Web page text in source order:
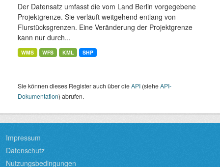
Der Datensatz umfasst die vom Land Berlin vorgegebene
Projektgrenze. Sie verläuft weitgehend entlang von
Flurstücksgrenzen. Eine Veränderung der Projektgrenze
kann nur durch...
WMS WFS KML SHP
Sie können dieses Register auch über dieAPI (sieheAPI-
Dokumentation) abrufen.
Impressum
Datenschutz
Nutzungsbedingungen